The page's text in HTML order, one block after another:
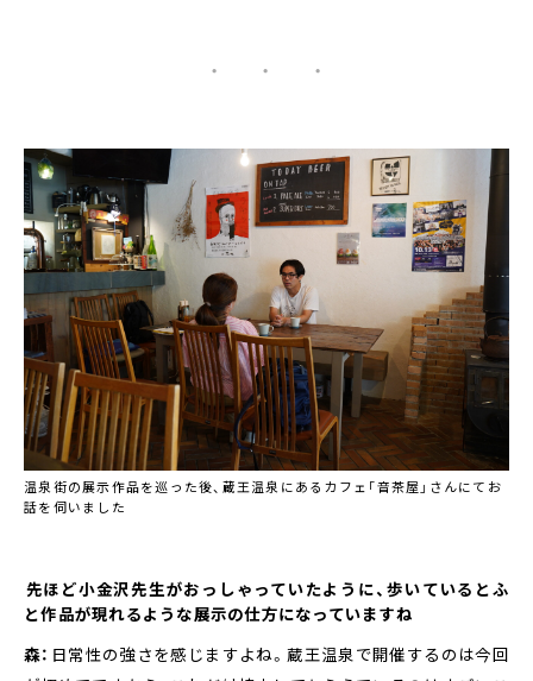
・ ・ ・
温泉街の展示作品を巡った後、蔵王温泉にあるカフェ「音茶屋」さんにてお
話を伺いました
――先ほど小金沢先生がおっしゃっていたように、歩いているとふ
と作品が現れるような展示の仕方になっていますね
森： 日常性の強さを感じますよね。蔵王温泉で開催するのは今回